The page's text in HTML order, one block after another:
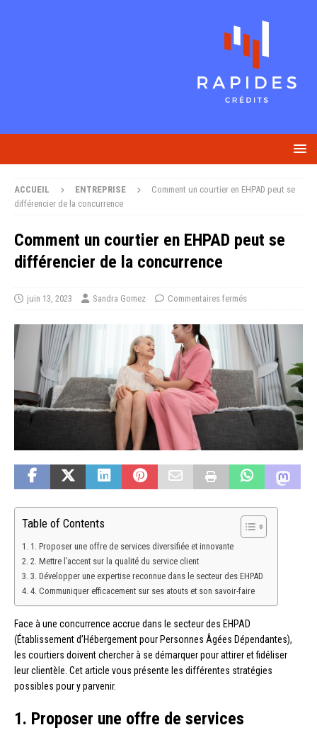
ACCUEIL ENTREPRISE
Comment un courtier en EHPAD peut se
différencier de la concurrence
Comment un courtier en EHPAD peut se
différencier de la concurrence
juin 13, 2023 Sandra Gomez Commentaires fermés
Table of Contents
1. Proposer une offre de services diversifiée et innovante
2. Mettre l’accent sur la qualité du service client
3. Développer une expertise reconnue dans le secteur des EHPAD
4. Communiquer efficacement sur ses atouts et son savoir-faire
Face à une concurrence accrue dans le secteur des EHPAD
(Établissement d’Hébergement pour Personnes Âgées Dépendantes),
les courtiers doivent chercher à se démarquer pour attirer et fidéliser
leur clientèle. Cet article vous présente les différentes stratégies
possibles pour y parvenir.
1. Proposer une offre de services